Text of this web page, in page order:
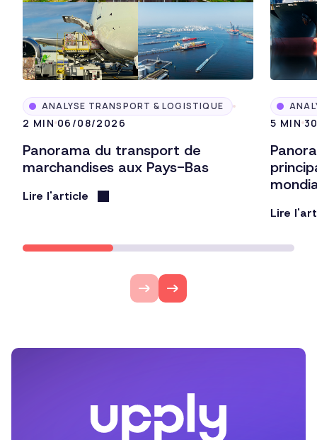
ANALYSE TRANSPORT & LOGISTIQUE
2 MIN 06/08/2026
Panorama du transport de
marchandises aux Pays-Bas
Lire l'article
5 MIN
Lire